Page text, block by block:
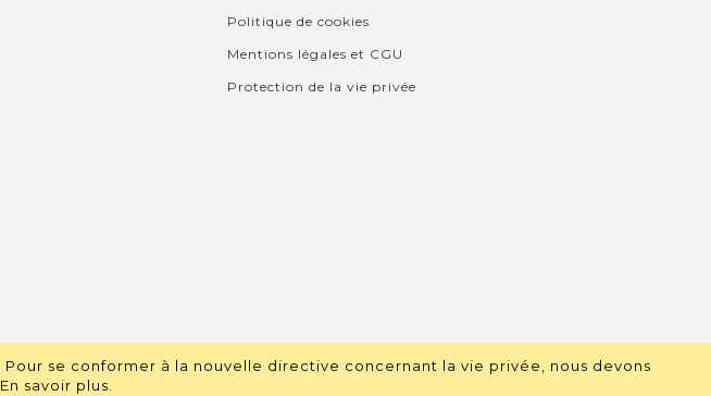
Pour se conformer à la nouvelle directive concernant la vie privée, nous devons
En savoir plus
Politique de cookies
Mentions légales et CGU
Protection de la vie privée